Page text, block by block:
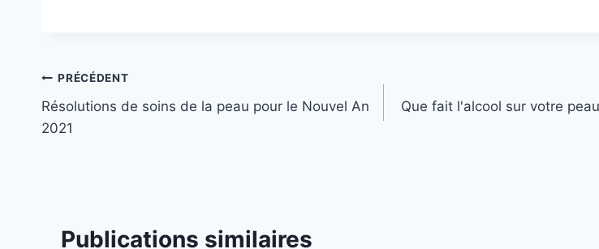
Navigation
de
PRÉCÉDENT
Résolutions de soins de la peau pour le Nouvel An
2021
Que fait l'alcool sur votre
Publications similaires